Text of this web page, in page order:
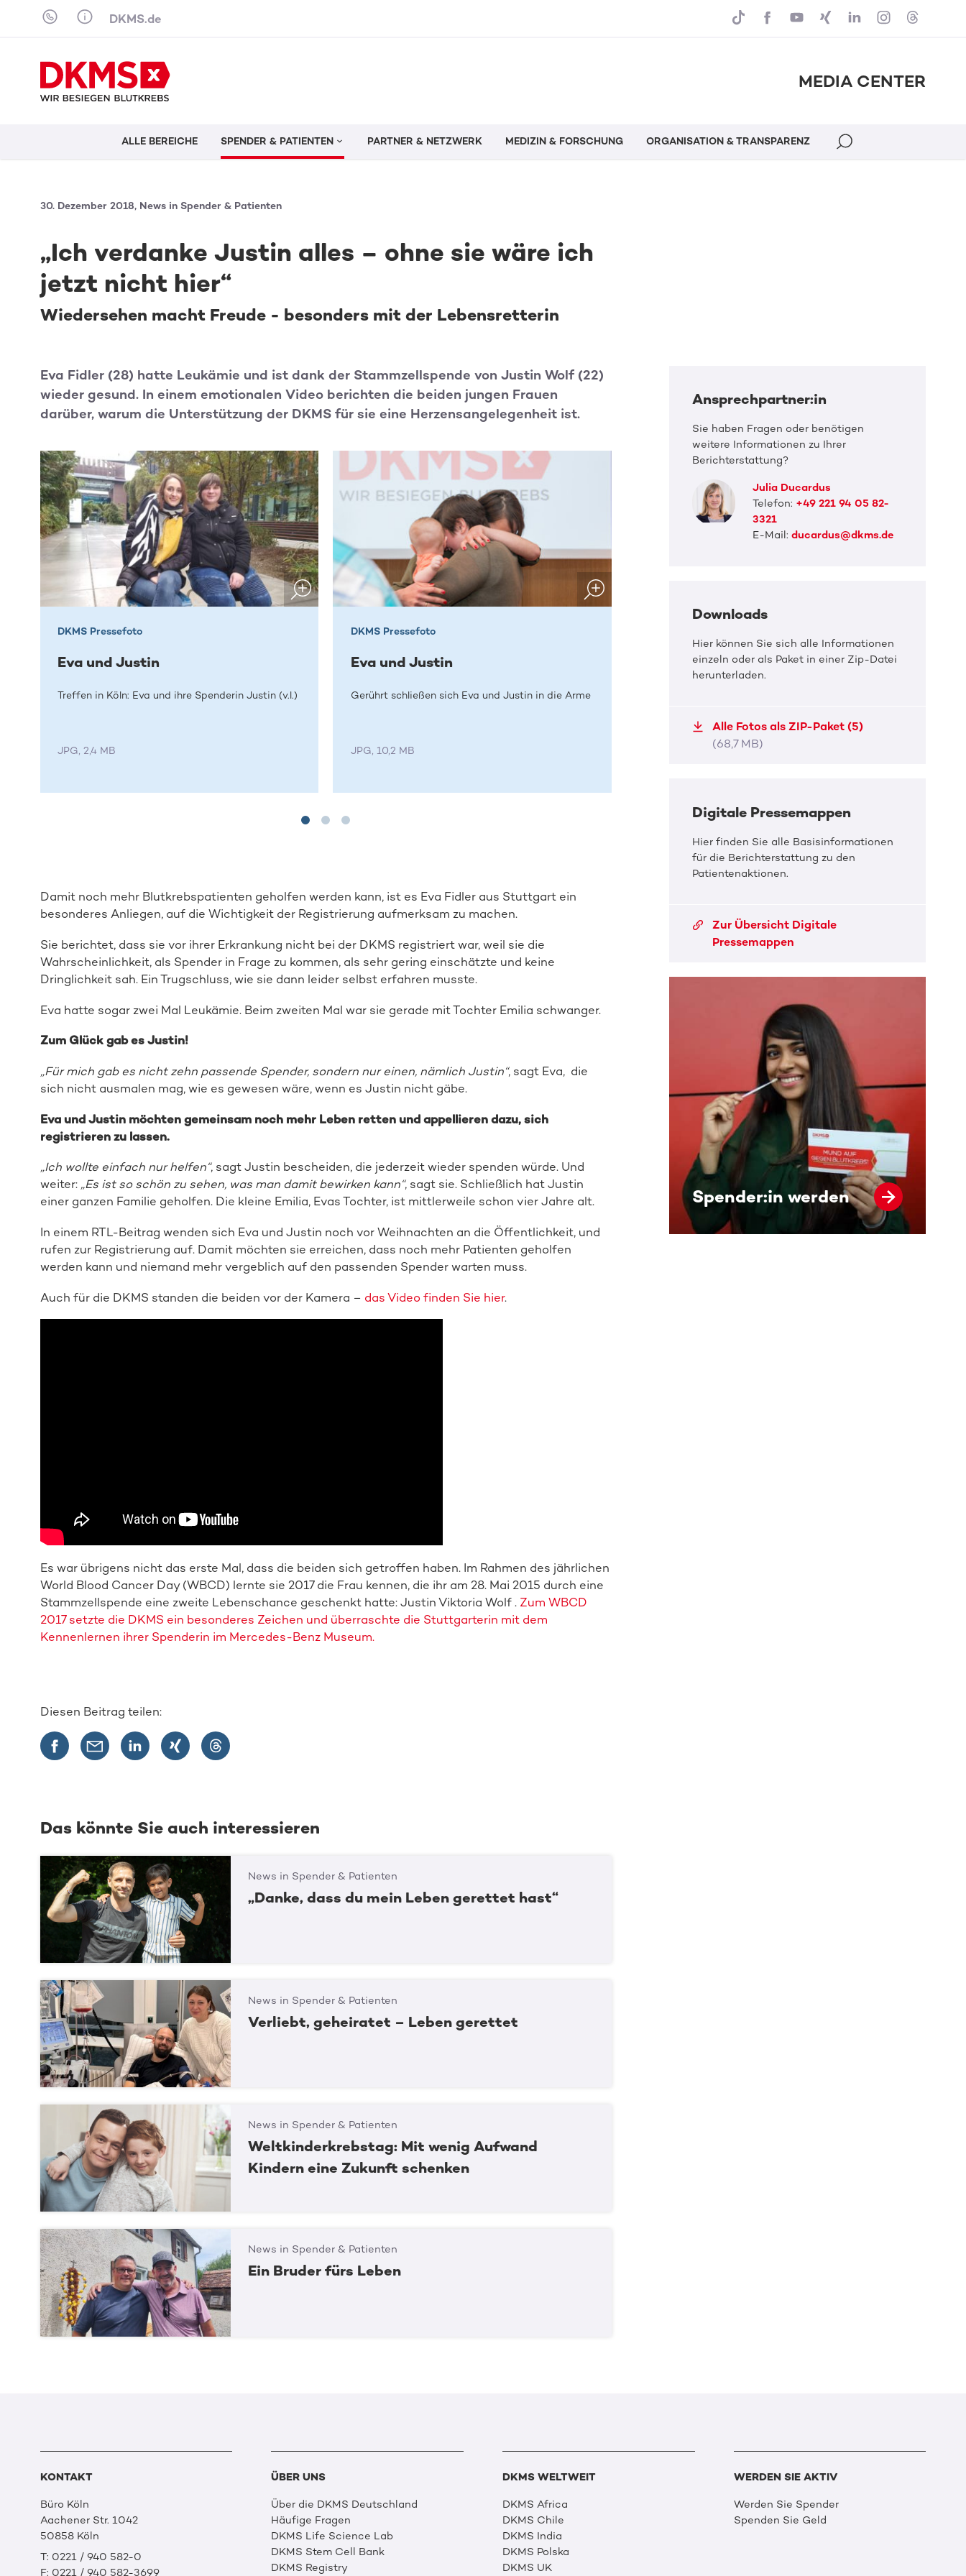
Skip to content
DKMS.de
MEDIA CENTER
ALLE BEREICHE SPENDER & PATIENTEN PARTNER & NETZWERK MEDIZIN & FORSCHUNG ORGANISATION & TRANSPARENZ
30. Dezember 2018, News in Spender & Patienten
„Ich verdanke Justin alles – ohne sie wäre ich
jetzt nicht hier“
Wiedersehen macht Freude - besonders mit der Lebensretterin
Eva Fidler (28) hatte Leukämie und ist dank der Stammzellspende von Justin Wolf (22)
wieder gesund. In einem emotionalen Video berichten die beiden jungen Frauen
darüber, warum die Unterstützung der DKMS für sie eine Herzensangelegenheit ist.
DKMS Pressefoto
Eva und Justin
Treffen in Köln: Eva und ihre Spenderin Justin (v.l.)
JPG, 2,4 MB
DKMS Pressefoto
Eva und Justin
Gerührt schließen sich Eva und Justin in die Arme
JPG, 10,2 MB
Familientreffen am Mercedes-
Benz Museum
hinzugewonnen - Evas Familie
Damit noch mehr Blutkrebspatienten geholfen werden kann, ist es Eva Fidler aus Stuttgart ein
besonderes Anliegen, auf die Wichtigkeit der Registrierung aufmerksam zu machen.
Sie berichtet, dass sie vor ihrer Erkrankung nicht bei der DKMS registriert war, weil sie die
Wahrscheinlichkeit, als Spender in Frage zu kommen, als sehr gering einschätzte und keine
Dringlichkeit sah. Ein Trugschluss, wie sie dann leider selbst erfahren musste.
Eva hatte sogar zwei Mal Leukämie. Beim zweiten Mal war sie gerade mit Tochter Emilia schwanger.
Zum Glück gab es Justin!
„Für mich gab es nicht zehn passende Spender, sondern nur einen, nämlich Justin“, sagt Eva, die
sich nicht ausmalen mag, wie es gewesen wäre, wenn es Justin nicht gäbe.
Eva und Justin möchten gemeinsam noch mehr Leben retten und appellieren dazu, sich
registrieren zu lassen.
„Ich wollte einfach nur helfen“, sagt Justin bescheiden, die jederzeit wieder spenden würde. Und
weiter: „Es ist so schön zu sehen, was man damit bewirken kann“, sagt sie. Schließlich hat Justin
einer ganzen Familie geholfen. Die kleine Emilia, Evas Tochter, ist mittlerweile schon vier Jahre alt.
In einem RTL-Beitrag wenden sich Eva und Justin noch vor Weihnachten an die Öffentlichkeit, und
rufen zur Registrierung auf. Damit möchten sie erreichen, dass noch mehr Patienten geholfen
werden kann und niemand mehr vergeblich auf den passenden Spender warten muss.
Auch für die DKMS standen die beiden vor der Kamera – das Video finden Sie hier.
Es war übrigens nicht das erste Mal, dass die beiden sich getroffen haben. Im Rahmen des jährlichen
World Blood Cancer Day (WBCD) lernte sie 2017 die Frau kennen, die ihr am 28. Mai 2015 durch eine
Stammzellspende eine zweite Lebenschance geschenkt hatte: Justin Viktoria Wolf . Zum WBCD
2017 setzte die DKMS ein besonderes Zeichen und überraschte die Stuttgarterin mit dem
Kennenlernen ihrer Spenderin im Mercedes-Benz Museum.
Diesen Beitrag teilen:
Das könnte Sie auch interessieren
News in Spender & Patienten
„Danke, dass du mein Leben gerettet hast“
News in Spender & Patienten
Verliebt, geheiratet – Leben gerettet
News in Spender & Patienten
Weltkinderkrebstag: Mit wenig Aufwand
Kindern eine Zukunft schenken
News in Spender & Patienten
Ein Bruder fürs Leben
Ansprechpartner:in
Sie haben Fragen oder benötigen
weitere Informationen zu Ihrer
Berichterstattung?
Julia Ducardus
Telefon: +49 221 94 05 82-
3321
E-Mail: ducardus@dkms.de
Downloads
Hier können Sie sich alle Informationen
einzeln oder als Paket in einer Zip-Datei
herunterladen.
Alle Fotos als ZIP-Paket (5)
(68,7 MB)
Digitale Pressemappen
Hier finden Sie alle Basisinformationen
für die Berichterstattung zu den
Patientenaktionen.
Zur Übersicht Digitale
Pressemappen
Spender:in werden
Spender:in werden
KONTAKT
Büro Köln
Aachener Str. 1042
50858 Köln
T: 0221 / 940 582-0
F: 0221 / 940 582-3699
ÜBER UNS
Über die DKMS Deutschland
Häufige Fragen
DKMS Life Science Lab
DKMS Stem Cell Bank
DKMS Registry
DKMS WELTWEIT
DKMS Africa
DKMS Chile
DKMS India
DKMS Polska
DKMS UK
WERDEN SIE AKTIV
Werden Sie Spender
Spenden Sie Geld